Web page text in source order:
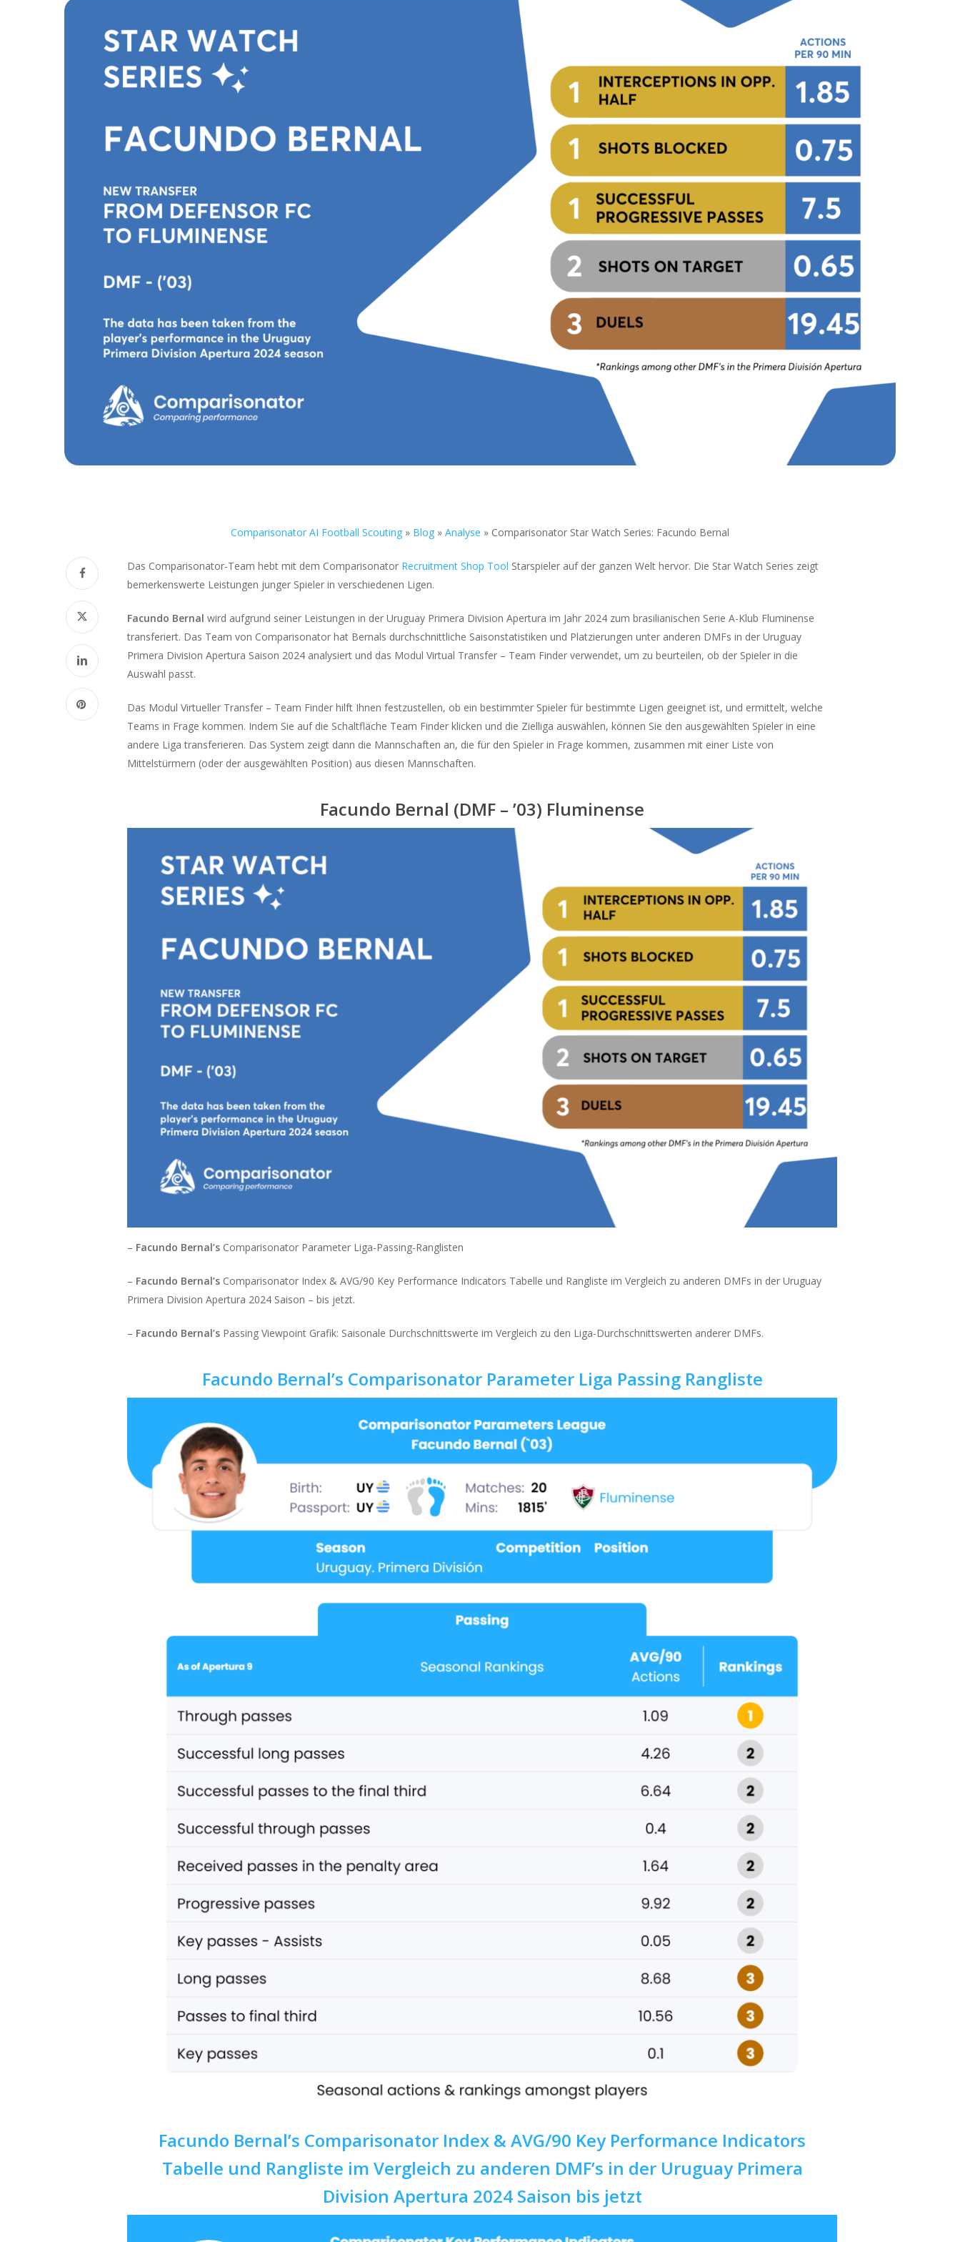
Comparisonator AI Football Scouting » Blog » Analyse » Comparisonator Star Watch Series: Facundo Bernal
Das Comparisonator-Team hebt mit dem Comparisonator Recruitment Shop Tool Starspieler auf der ganzen Welt hervor. Die Star Watch Series zeigt
bemerkenswerte Leistungen junger Spieler in verschiedenen Ligen.
Facundo Bernal wird aufgrund seiner Leistungen in der Uruguay Primera Division Apertura im Jahr 2024 zum brasilianischen Serie A-Klub Fluminense
transferiert. Das Team von Comparisonator hat Bernals durchschnittliche Saisonstatistiken und Platzierungen unter anderen DMFs in der Uruguay
Primera Division Apertura Saison 2024 analysiert und das Modul Virtual Transfer – Team Finder verwendet, um zu beurteilen, ob der Spieler in die
Auswahl passt.
Das Modul Virtueller Transfer – Team Finder hilft Ihnen festzustellen, ob ein bestimmter Spieler für bestimmte Ligen geeignet ist, und ermittelt, welche
Teams in Frage kommen. Indem Sie auf die Schaltfläche Team Finder klicken und die Zielliga auswählen, können Sie den ausgewählten Spieler in eine
andere Liga transferieren. Das System zeigt dann die Mannschaften an, die für den Spieler in Frage kommen, zusammen mit einer Liste von
Mittelstürmern (oder der ausgewählten Position) aus diesen Mannschaften.
Facundo Bernal (DMF – ’03) Fluminense
– Facundo Bernal’s Comparisonator Parameter Liga-Passing-Ranglisten
– Facundo Bernal’s Comparisonator Index & AVG/90 Key Performance Indicators Tabelle und Rangliste im Vergleich zu anderen DMFs in der Uruguay
Primera Division Apertura 2024 Saison – bis jetzt.
– Facundo Bernal’s Passing Viewpoint Grafik: Saisonale Durchschnittswerte im Vergleich zu den Liga-Durchschnittswerten anderer DMFs.
Facundo Bernal’s Comparisonator Parameter Liga Passing Rangliste
Facundo Bernal’s Comparisonator Index & AVG/90 Key Performance Indicators
Tabelle und Rangliste im Vergleich zu anderen DMF’s in der Uruguay Primera
Division Apertura 2024 Saison bis jetzt